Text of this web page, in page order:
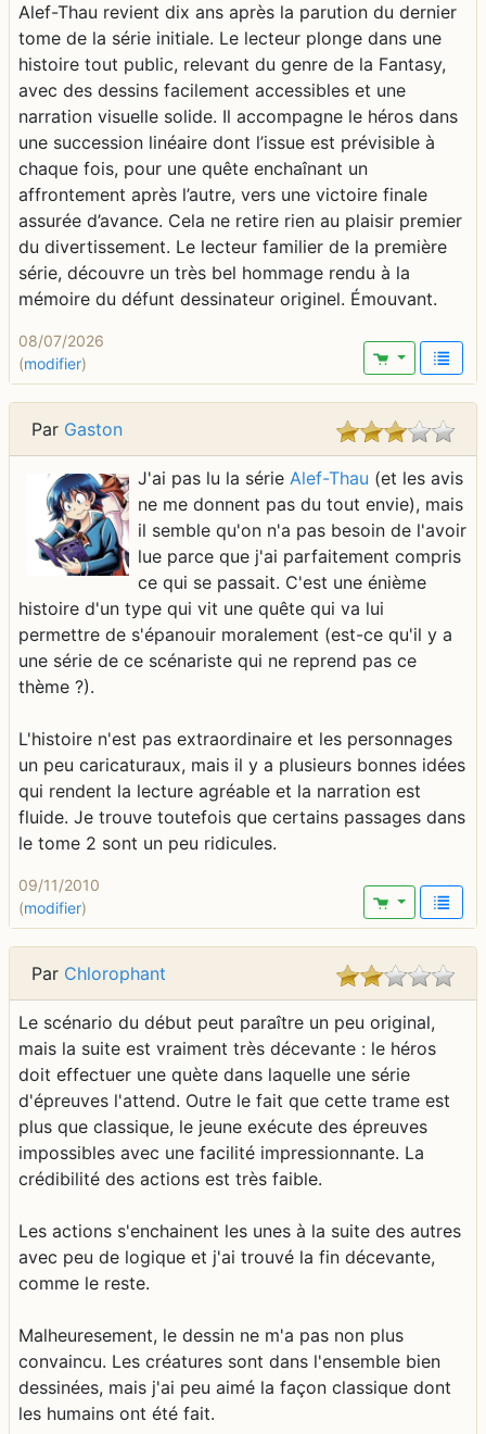
08/07/2026
(modifier)
Par Gaston
J'ai pas lu la série Alef-Thau (et les avis
ne me donnent pas du tout envie), mais
il semble qu'on n'a pas besoin de l'avoir
lue parce que j'ai parfaitement compris
ce qui se passait. C'est une énième
histoire d'un type qui vit une quête qui va lui
permettre de s'épanouir moralement (est-ce qu'il y a
une série de ce scénariste qui ne reprend pas ce
thème ?).
L'histoire n'est pas extraordinaire et les personnages
un peu caricaturaux, mais il y a plusieurs bonnes idées
qui rendent la lecture agréable et la narration est
fluide. Je trouve toutefois que certains passages dans
le tome 2 sont un peu ridicules.
09/11/2010
(modifier)
Par Chlorophant
Le scénario du début peut paraître un peu original,
mais la suite est vraiment très décevante : le héros
doit effectuer une quète dans laquelle une série
d'épreuves l'attend. Outre le fait que cette trame est
plus que classique, le jeune exécute des épreuves
impossibles avec une facilité impressionnante. La
crédibilité des actions est très faible.
Les actions s'enchainent les unes à la suite des autres
avec peu de logique et j'ai trouvé la fin décevante,
comme le reste.
Malheuresement, le dessin ne m'a pas non plus
convaincu. Les créatures sont dans l'ensemble bien
dessinées, mais j'ai peu aimé la façon classique dont
les humains ont été fait.